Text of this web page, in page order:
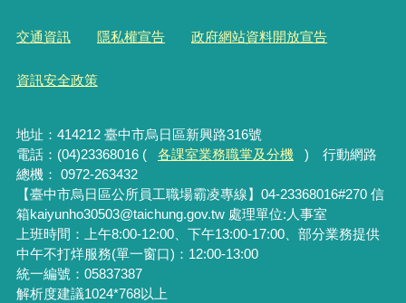
交通資訊 隱私權宣告 政府網站資料開放宣告
資訊安全政策
地址：414212 臺中市烏日區新興路316號
電話：(04)23368016 (
各課室業務職掌及分機
) 行動網路
總機： 0972-263432
【臺中市烏日區公所員工職場霸凌專線】04-23368016#270 信
箱kaiyunho30503@taichung.gov.tw 處理單位:人事室
上班時間：上午8:00-12:00、下午13:00-17:00、部分業務提供
中午不打烊服務(單一窗口)：12:00-13:00
統一編號：05837387
解析度建議1024*768以上